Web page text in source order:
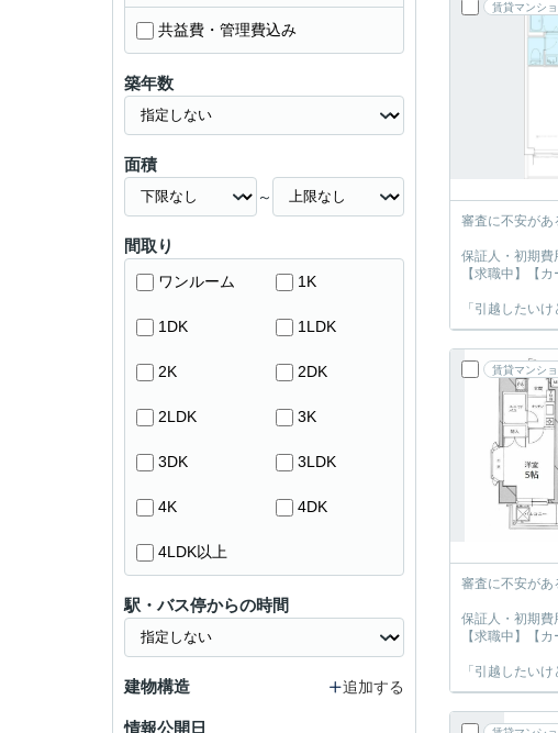
賃貸マンシ
審査に不安があ
保証人・初期費
【求職中】【
「引越したい
賃貸マンシ
審査に不安があ
保証人・初期費
【求職中】【
「引越したい
共益費・管理費込み
築年数
面積
～
間取り
ワンルーム 1K
1DK 1LDK
2K 2DK
2LDK 3K
3DK 3LDK
4K 4DK
4LDK以上
駅・バス停からの時間
建物構造 追加する
情報公開日